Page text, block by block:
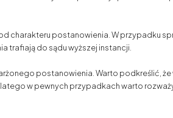
charakteru postanowienia. W przypadku
trafiają do sądu wyższej instancji.
postanowienia. Warto podkreślić,
w pewnych przypadkach warto